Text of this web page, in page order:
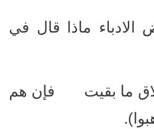
الادباء ماذا قال في
ما بقيت فإن هم